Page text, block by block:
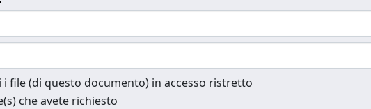
file (di questo documento) in accesso ristretto
che avete richiesto